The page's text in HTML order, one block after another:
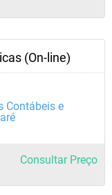
(On-line)
Contábeis e
Consultar Preço